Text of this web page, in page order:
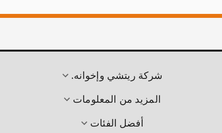
شركة ريتشي وإخوانه.
المزيد من المعلومات
أفضل الفئات